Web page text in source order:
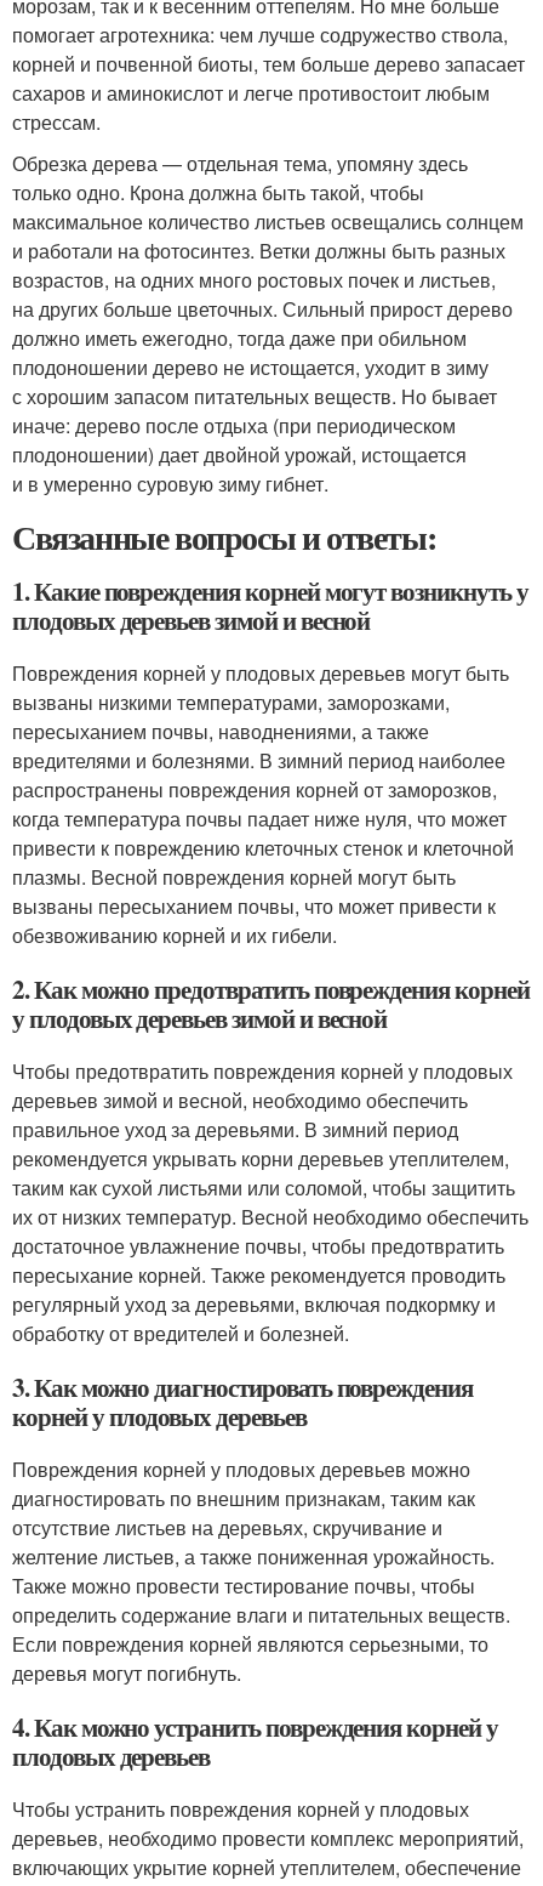
помогает агротехника: чем лучше содружество ствола,
корней и почвенной биоты, тем больше дерево запасает
сахаров и аминокислот и легче противостоит любым
стрессам.
Обрезка дерева — отдельная тема, упомяну здесь
только одно. Крона должна быть такой, чтобы
максимальное количество листьев освещались солнцем
и работали на фотосинтез. Ветки должны быть разных
возрастов, на одних много ростовых почек и листьев,
на других больше цветочных. Сильный прирост дерево
должно иметь ежегодно, тогда даже при обильном
плодоношении дерево не истощается, уходит в зиму
с хорошим запасом питательных веществ. Но бывает
иначе: дерево после отдыха (при периодическом
плодоношении) дает двойной урожай, истощается
и в умеренно суровую зиму гибнет.
Связанные вопросы и ответы:
1. Какие повреждения корней могут возникнуть у
плодовых деревьев зимой и весной
Повреждения корней у плодовых деревьев могут быть
вызваны низкими температурами, заморозками,
пересыханием почвы, наводнениями, а также
вредителями и болезнями. В зимний период наиболее
распространены повреждения корней от заморозков,
когда температура почвы падает ниже нуля, что может
привести к повреждению клеточных стенок и клеточной
плазмы. Весной повреждения корней могут быть
вызваны пересыханием почвы, что может привести к
обезвоживанию корней и их гибели.
2. Как можно предотвратить повреждения корней
у плодовых деревьев зимой и весной
Чтобы предотвратить повреждения корней у плодовых
деревьев зимой и весной, необходимо обеспечить
правильное уход за деревьями. В зимний период
рекомендуется укрывать корни деревьев утеплителем,
таким как сухой листьями или соломой, чтобы защитить
их от низких температур. Весной необходимо обеспечить
достаточное увлажнение почвы, чтобы предотвратить
пересыхание корней. Также рекомендуется проводить
регулярный уход за деревьями, включая подкормку и
обработку от вредителей и болезней.
3. Как можно диагностировать повреждения
корней у плодовых деревьев
Повреждения корней у плодовых деревьев можно
диагностировать по внешним признакам, таким как
отсутствие листьев на деревьях, скручивание и
желтение листьев, а также пониженная урожайность.
Также можно провести тестирование почвы, чтобы
определить содержание влаги и питательных веществ.
Если повреждения корней являются серьезными, то
деревья могут погибнуть.
4. Как можно устранить повреждения корней у
плодовых деревьев
Чтобы устранить повреждения корней у плодовых
деревьев, необходимо провести комплекс мероприятий,
включающих укрытие корней утеплителем, обеспечение